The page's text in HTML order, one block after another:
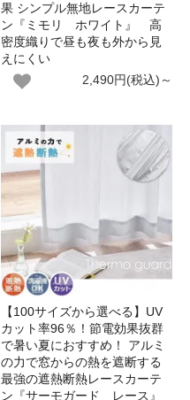
果 シンプル無地レースカーテ
ン『ミモリ ホワイト』 高
密度織りで昼も夜も外から見
えにくい
2,490円(税込)～
【100サイズから選べる】UV
カット率96％！節電効果抜群
で暑い夏におすすめ！ アルミ
の力で窓からの熱を遮断する
最強の遮熱断熱レースカーテ
ン『サーモガード レース』